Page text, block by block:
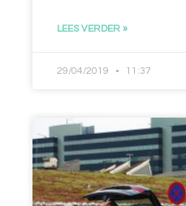
LEES VERDER »
29/04/2019 11:37